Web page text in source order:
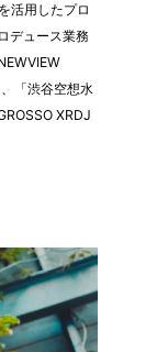
活用したプロ
デュース業務
「渋谷空想水
XRDJ